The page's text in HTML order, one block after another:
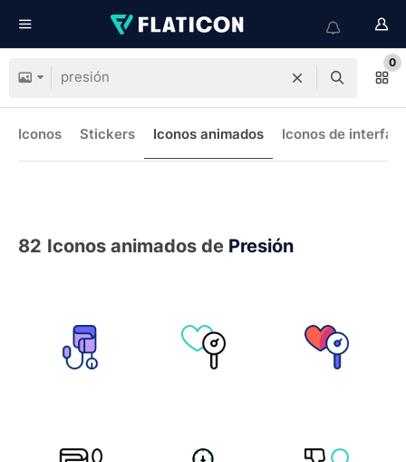
0
Iconos Stickers Iconos animados Iconos de interfaz
82 Iconos animados de Presión